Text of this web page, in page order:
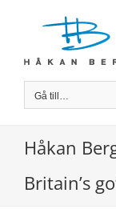
Gå till…
Håkan
Britain’s